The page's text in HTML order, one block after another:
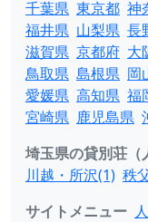
千葉県 東京都 神
福井県 山梨県 長
滋賀県 京都府 大
鳥取県 島根県 岡
愛媛県 高知県 福
宮崎県 鹿児島県
埼玉県の貸別荘（
川越・所沢(1) 秩
サイトメニュー